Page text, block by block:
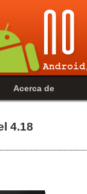
Acerca de
4.18